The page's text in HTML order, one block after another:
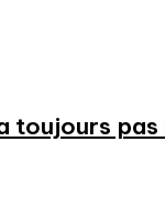
toujours